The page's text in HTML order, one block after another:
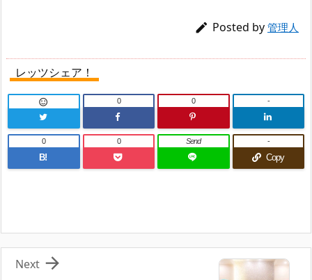
 Posted by 管理人
レッツシェア！
 0 0 -
B!
0 0 Send
Copy
-

Next